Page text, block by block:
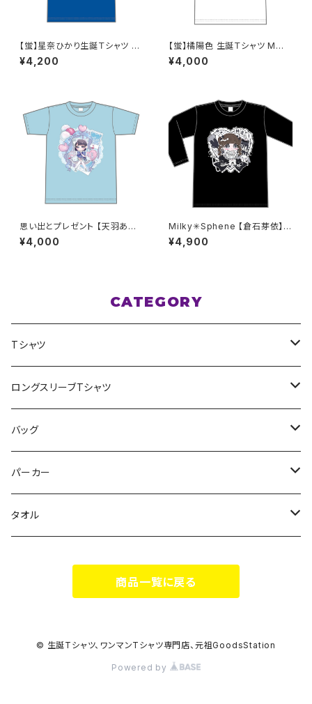
【蛍】星奈ひかり生誕Ｔシャツ X
XL〜XXXLサイズ
¥4,200
【蛍】橘陽色 生誕Ｔシャツ M〜X
Lサイズ
¥4,000
思い出とプレゼント 【天羽あい】
生誕Ｔシャツ M〜XLサイズ
¥4,000
Milky✳︎Sphene 【倉石芽依】生
誕祭ロンT S〜XLサイズ
¥4,900
CATEGORY
Tシャツ
スポポポポニー
花いろは
Milky✳︎Sphene
シークレットシャノワール
思い出とプレゼント
ヒロイックニューシネマ
ロングスリーブTシャツ
HIGH HIGH BEAM
Milky✳︎Sphene
バッグ
サコッシュ
パーカー
スポポポポニー
タオル
Milky✳︎Sphene
商品一覧に戻る
© 生誕Tシャツ、ワンマンTシャツ専門店、元祖GoodsStation
Powered by